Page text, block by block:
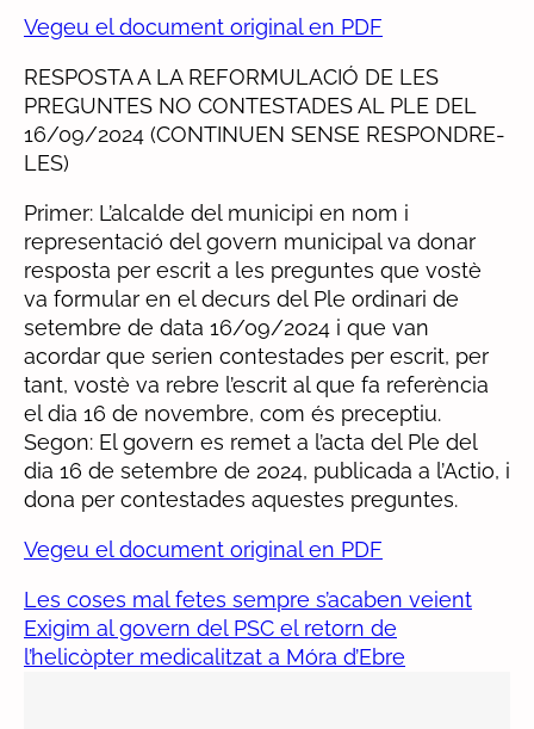
Vegeu el document original en PDF
RESPOSTA A LA REFORMULACIÓ DE LES
PREGUNTES NO CONTESTADES AL PLE DEL
16/09/2024 (CONTINUEN SENSE RESPONDRE-
LES)
Primer: L’alcalde del municipi en nom i
representació del govern municipal va donar
resposta per escrit a les preguntes que vostè
va formular en el decurs del Ple ordinari de
setembre de data 16/09/2024 i que van
acordar que serien contestades per escrit, per
tant, vostè va rebre l’escrit al que fa referència
el dia 16 de novembre, com és preceptiu.
Segon: El govern es remet a l’acta del Ple del
dia 16 de setembre de 2024, publicada a l’Actio, i
dona per contestades aquestes preguntes.
Vegeu el document original en PDF
Les coses mal fetes sempre s’acaben veient
Exigim al govern del PSC el retorn de
l’helicòpter medicalitzat a Móra d’Ebre